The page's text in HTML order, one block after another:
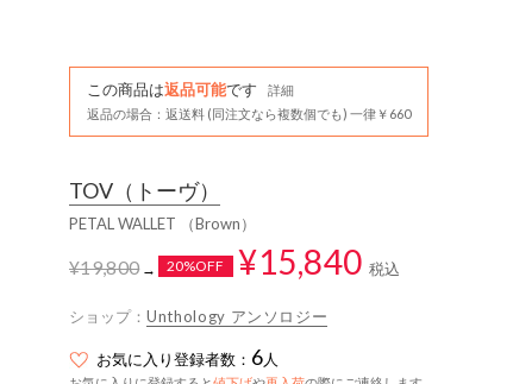
この商品は返品可能です
詳細
返品の場合：返送料 (同注文なら複数個でも) 一律￥660
TOV （トーヴ）
PETAL WALLET （Brown）
¥19,800→ 20%OFF ¥15,840 税込
ショップ： Unthology アンソロジー
お気に入り登録者数： 6人